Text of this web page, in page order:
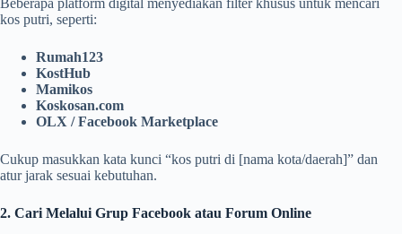
Beberapa platform digital menyediakan filter khusus untuk mencari
kos putri, seperti:
Rumah123
KostHub
Mamikos
Koskosan.com
OLX / Facebook Marketplace
Cukup masukkan kata kunci “kos putri di [nama kota/daerah]” dan
atur jarak sesuai kebutuhan.
2. Cari Melalui Grup Facebook atau Forum Online